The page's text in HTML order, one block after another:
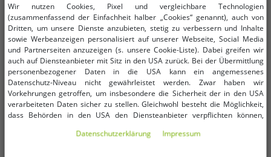
Anonym sagt:Sehr gutes tragegefühl
VERIFIZIERTER KAUF
Outlet46.de Team Antwort
Kristina S. sagt: Vielen Dank für Ihre
Rückmeldung! Es freut uns, dass das Tragegefühl
Wir nutzen Cookies, Pixel und vergleichbare Technologien
(zusammenfassend der Einfachheit halber „Cookies“ genannt), auch von
Dritten, um unsere Dienste anzubieten, stetig zu verbessern und Inhalte
sowie Werbeanzeigen personalisiert auf unserer Webseite, Social Media
und Partnerseiten anzuzeigen (s. unsere Cookie-Liste). Dabei greifen wir
auch auf Diensteanbieter mit Sitz in den USA zurück. Bei der Übermittlung
personenbezogener Daten in die USA kann ein angemessenes
Datenschutz-Niveau nicht gewährleistet werden. Zwar haben wir
Vorkehrungen getroffen, um insbesondere die Sicherheit der in den USA
verarbeiteten Daten sicher zu stellen. Gleichwohl besteht die Möglichkeit,
dass Behörden in den USA den Diensteanbieter verpflichten können,
im Einzelfall auf Basis entsprechender US-Gesetzgebung, ein wirksamer
Daten­schutz­erklärung Impressum